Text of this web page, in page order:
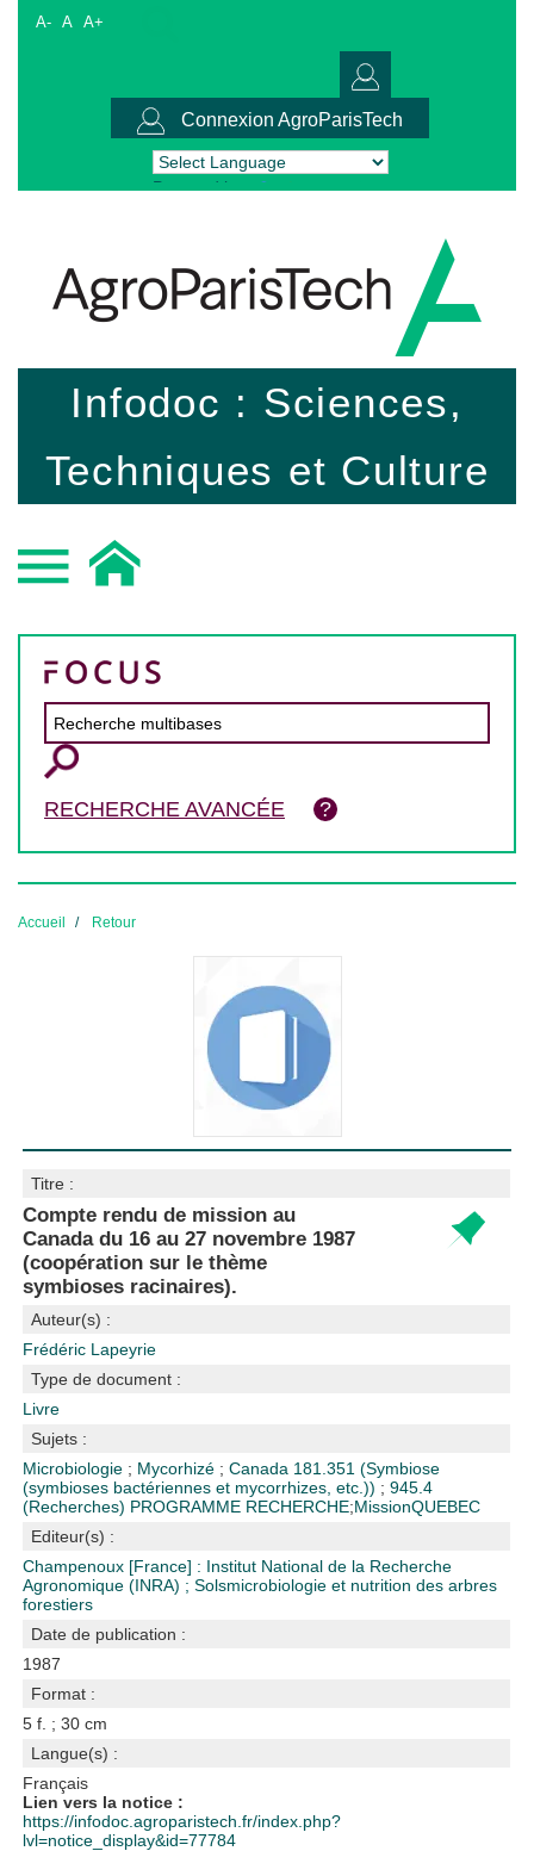
A- A A+
Connexion AgroParisTech
Powered by Translate
Infodoc : Sciences,
Techniques et Culture
RECHERCHE AVANCÉE
Accueil Retour
Titre :
Compte rendu de mission au
Canada du 16 au 27 novembre 1987
(coopération sur le thème
symbioses racinaires).
Auteur(s) :
Frédéric Lapeyrie
Type de document :
Livre
Sujets :
Microbiologie ; Mycorhizé ;Canada 181.351 (Symbiose
(symbioses bactériennes et mycorrhizes, etc.)) ;945.4
(Recherches) PROGRAMME RECHERCHE;MissionQUEBEC
Editeur(s) :
Champenoux [France] : Institut National de la Recherche
Agronomique (INRA) ;Solsmicrobiologie et nutrition des arbres
forestiers
Date de publication :
1987
Format :
5 f. ; 30 cm
Langue(s) :
Français
Lien vers la notice :
https://infodoc.agroparistech.fr/index.php?
lvl=notice_display&id=77784